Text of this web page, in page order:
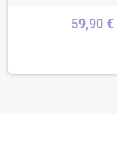
59,90 €